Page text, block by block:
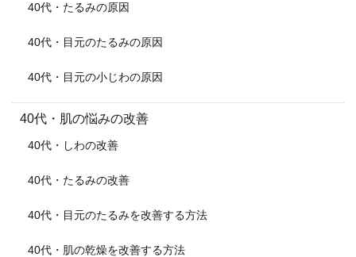
40代・たるみの原因
40代・目元のたるみの原因
40代・目元の小じわの原因
40代・肌の悩みの改善
40代・しわの改善
40代・たるみの改善
40代・目元のたるみを改善する方法
40代・肌の乾燥を改善する方法